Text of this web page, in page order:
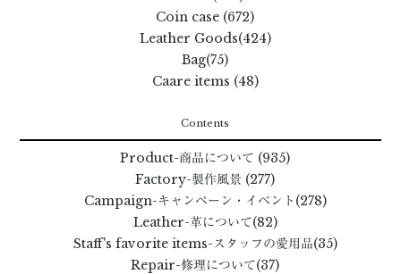
Coin case (672)
Leather Goods(424)
Bag(75)
Caare items (48)
Contents
Product-商品について (935)
Factory-製作風景 (277)
Campaign-キャンペーン・イベント (278)
Leather-革について(82)
Staff's favorite items-スタッフの愛用品(35)
Repair-修理について(37)